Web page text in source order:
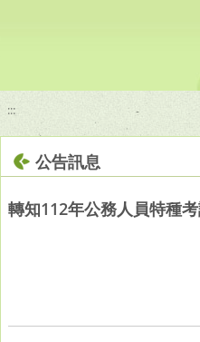
:::
公告訊息
轉知112年公務人員特種